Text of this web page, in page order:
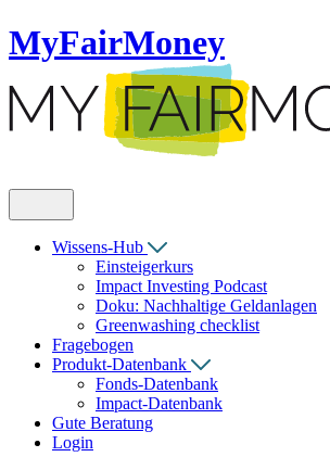
MyFairMoney
Wissens-Hub
Einsteigerkurs
Impact Investing Podcast
Doku: Nachhaltige Geldanlagen
Greenwashing checklist
Fragebogen
Produkt-Datenbank
Fonds-Datenbank
Impact-Datenbank
Gute Beratung
Login